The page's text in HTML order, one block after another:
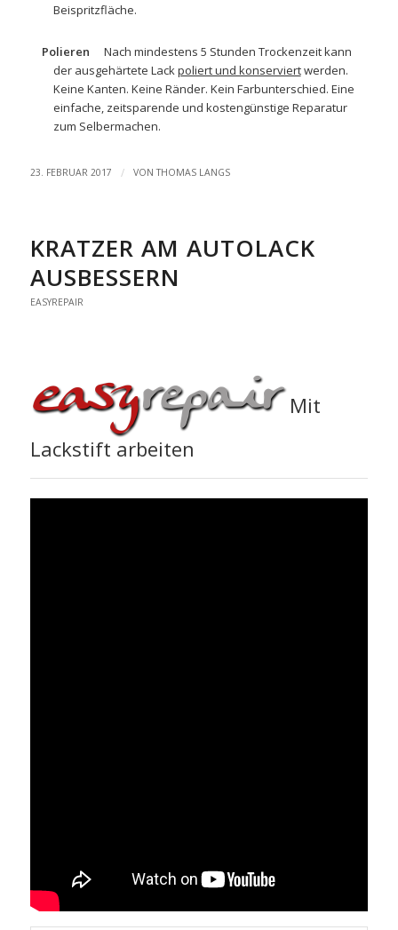
Beispritzfläche.
Polieren
Nach mindestens 5 Stunden Trockenzeit kann
der ausgehärtete Lackpoliert und konserviertwerden.
Keine Kanten. Keine Ränder. Kein Farbunterschied. Eine
einfache, zeitsparende und kostengünstige Reparatur
zum Selbermachen.
23. FEBRUAR 2017 / VONTHOMAS LANGS
KRATZER AM AUTOLACK
AUSBESSERN
EASYREPAIR
Mit
Lackstift arbeiten